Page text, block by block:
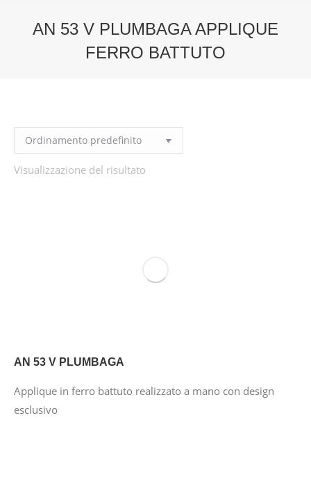
AN 53 V PLUMBAGA APPLIQUE
FERRO BATTUTO
Visualizzazione del risultato
AN 53 V PLUMBAGA
Applique in ferro battuto realizzato a mano con design
esclusivo